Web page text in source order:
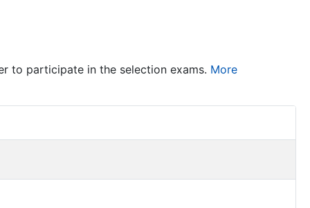
to participate in the selection exams. More
Item